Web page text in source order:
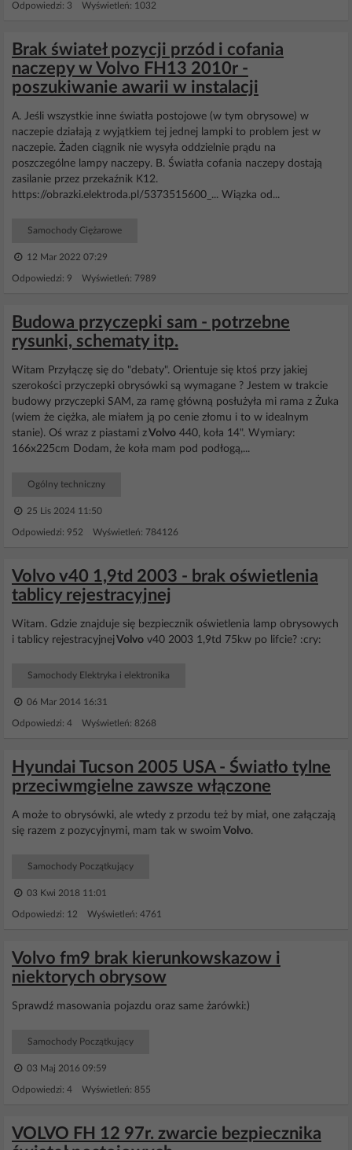
Odpowiedzi: 3 Wyświetleń: 1032
Brak świateł pozycji przód i cofania
naczepy w Volvo FH13 2010r -
poszukiwanie awarii w instalacji
A. Jeśli wszystkie inne światła postojowe (w tym obrysowe) w
naczepie działają z wyjątkiem tej jednej lampki to problem jest w
naczepie. Żaden ciągnik nie wysyła oddzielnie prądu na
poszczególne lampy naczepy. B. Światła cofania naczepy dostają
zasilanie przez przekaźnik K12.
https://obrazki.elektroda.pl/5373515600_... Wiązka od...
Samochody Ciężarowe
12 Mar 2022 07:29
Odpowiedzi: 9 Wyświetleń: 7989
Budowa przyczepki sam - potrzebne
rysunki, schematy itp.
Witam Przyłączę się do "debaty". Orientuje się ktoś przy jakiej
szerokości przyczepki obrysówki są wymagane ? Jestem w trakcie
budowy przyczepki SAM, za ramę główną posłużyła mi rama z Żuka
(wiem że ciężka, ale miałem ją po cenie złomu i to w idealnym
stanie). Oś wraz z piastami zVolvo 440, koła 14". Wymiary:
166x225cm Dodam, że koła mam pod podłogą,...
Ogólny techniczny
25 Lis 2024 11:50
Odpowiedzi: 952 Wyświetleń: 784126
Volvo v40 1,9td 2003 - brak oświetlenia
tablicy rejestracyjnej
Witam. Gdzie znajduje się bezpiecznik oświetlenia lamp obrysowych
i tablicy rejestracyjnej Volvo v40 2003 1,9td 75kw po lifcie? :cry:
Samochody Elektryka i elektronika
06 Mar 2014 16:31
Odpowiedzi: 4 Wyświetleń: 8268
Hyundai Tucson 2005 USA - Światło tylne
przeciwmgielne zawsze włączone
A może to obrysówki, ale wtedy z przodu też by miał, one załączają
się razem z pozycyjnymi, mam tak w swoim Volvo.
Samochody Początkujący
03 Kwi 2018 11:01
Odpowiedzi: 12 Wyświetleń: 4761
Volvo fm9 brak kierunkowskazow i
niektorych obrysow
Sprawdź masowania pojazdu oraz same żarówki:)
Samochody Początkujący
03 Maj 2016 09:59
Odpowiedzi: 4 Wyświetleń: 855
VOLVO FH 12 97r. zwarcie bezpiecznika